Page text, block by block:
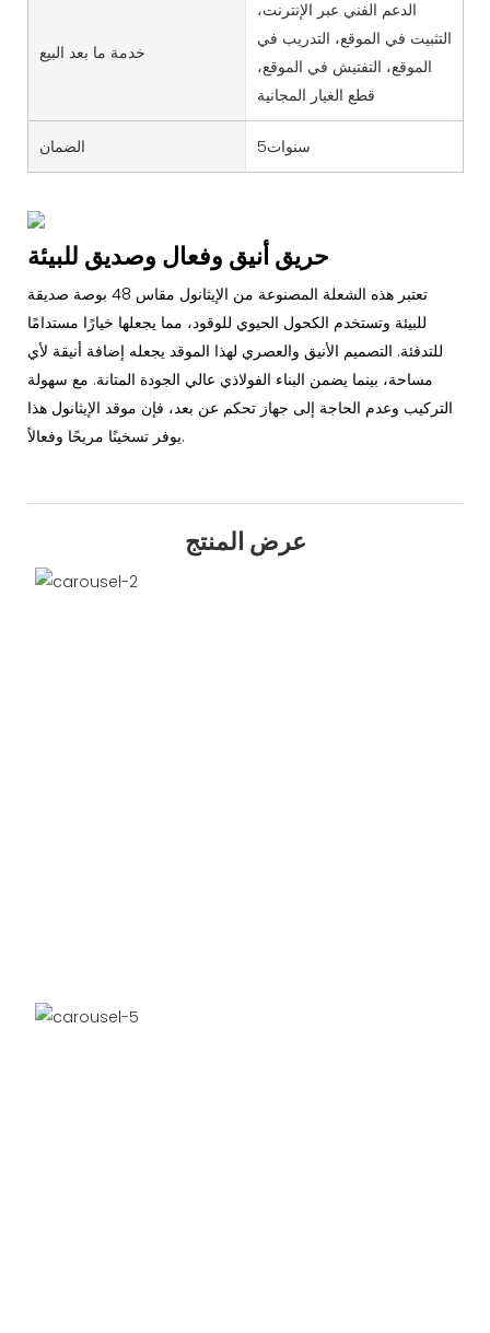
خدمة ما بعد البيع
الدعم الفني عبر الإنترنت،
التثبيت في الموقع، التدريب في
الموقع، التفتيش في الموقع،
قطع الغيار المجانية
الضمان سنوات5
تعتبر هذه الشعلة المصنوعة من الإيثانول مقاس 48 بوصة صديقة
للبيئة وتستخدم الكحول الحيوي للوقود، مما يجعلها خيارًا مستدامًا
للتدفئة. التصميم الأنيق والعصري لهذا الموقد يجعله إضافة أنيقة لأي
مساحة، بينما يضمن البناء الفولاذي عالي الجودة المتانة. مع سهولة
التركيب وعدم الحاجة إلى جهاز تحكم عن بعد، فإن موقد الإيثانول هذا
يوفر تسخينًا مريحًا وفعالاً.
عرض المنتج